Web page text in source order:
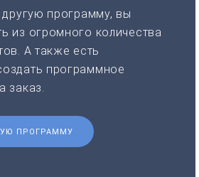
другую программу, вы
из огромного количества
А также есть
программное
заказ.
ПРОГРАММУ